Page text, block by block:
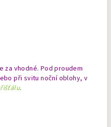
za vhodné. Pod proudem
při svitu noční oblohy, v
.